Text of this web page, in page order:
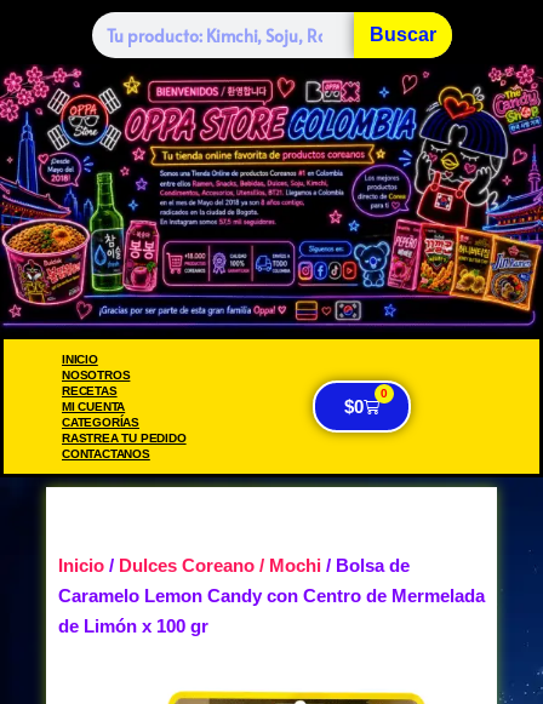
Buscar
INICIO
NOSOTROS
RECETAS
MI CUENTA
CATEGORÍAS
RASTREA TU PEDIDO
CONTACTANOS
$0
0
Inicio / Dulces Coreano / Mochi / Bolsa de
Caramelo Lemon Candy con Centro de Mermelada
de Limón x 100 gr